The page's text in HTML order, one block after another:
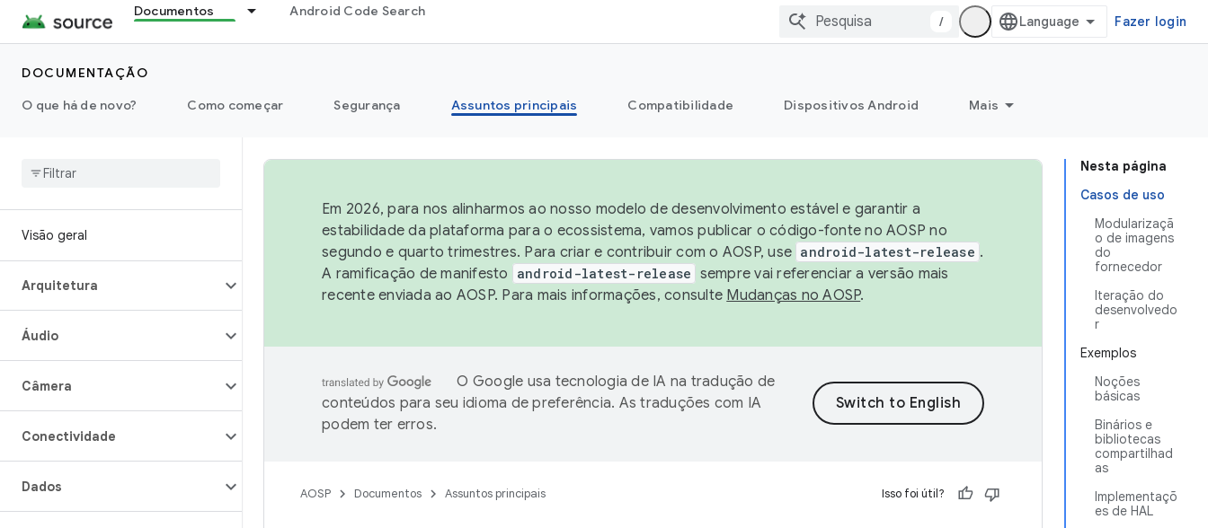
Documentos Android Code Search
/ Fazer login
DOCUMENTAÇÃO
O que há de novo?
Como começar Segurança Assuntos principais Compatibilidade Dispositivos Android Mais
Visão geral
Arquitetura
Áudio
Câmera
Conectividade
Dados
Nesta página
Casos de uso
Modularizaçã
o de imagens
do
fornecedor
Iteração do
desenvolvedo
r
Exemplos
Noções
básicas
Binários e
bibliotecas
compartilhad
as
Implementaçõ
es de HAL
Em 2026, para nos alinharmos ao nosso modelo de desenvolvimento estável e garantir a
estabilidade da plataforma para o ecossistema, vamos publicar o código-fonte no AOSP no
segundo e quarto trimestres. Para criar e contribuir com o AOSP, use android-latest-release .
A ramificação de manifesto
android-latest-release sempre vai referenciar a versão mais
recente enviada ao AOSP. Para mais informações, consulte Mudanças no AOSP.
O Google usa tecnologia de IA na tradução de
conteúdos para seu idioma de preferência. As traduções com IA
podem ter erros.
AOSP Documentos Assuntos principais Isso foi útil?